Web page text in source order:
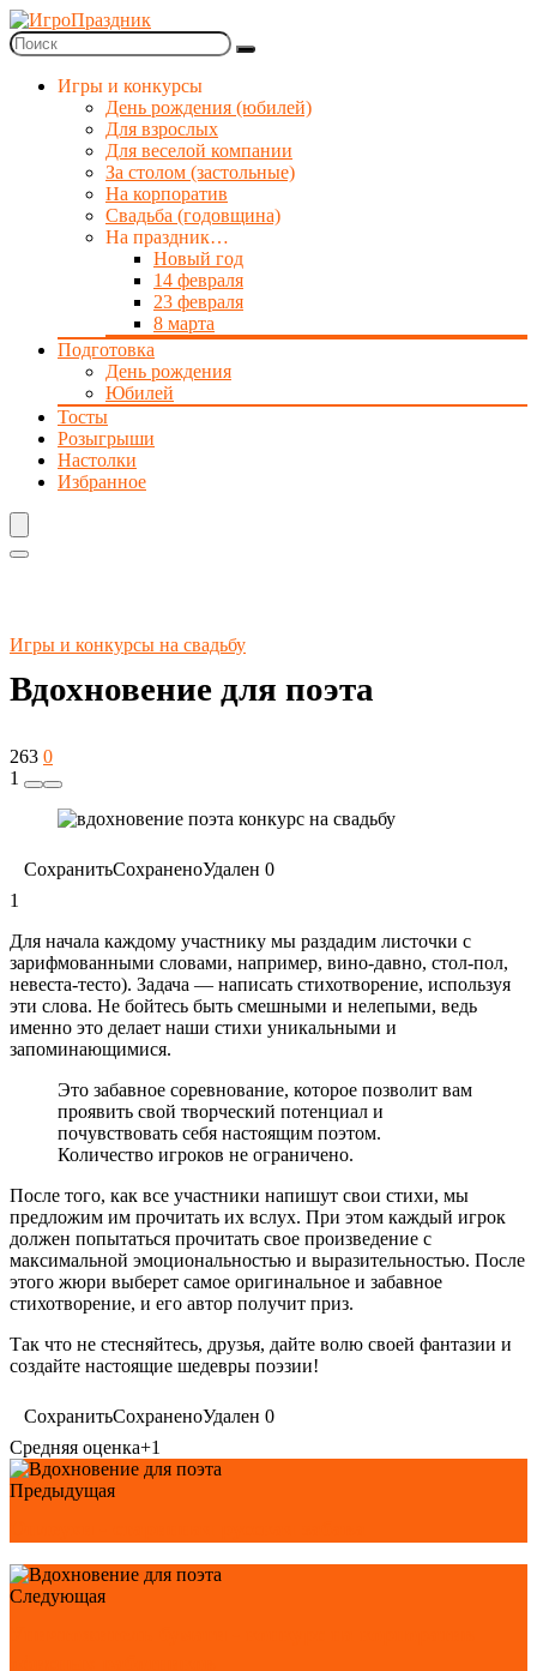
Игры и конкурсы
День рождения (юбилей)
Для взрослых
Для веселой компании
За столом (застольные)
На корпоратив
Свадьба (годовщина)
На праздник…
Новый год
14 февраля
23 февраля
8 марта
Подготовка
День рождения
Юбилей
Тосты
Розыгрыши
Настолки
Избранное
Игры и конкурсы на свадьбу
Вдохновение для поэта
263 0
1
СохранитьСохраненоУдален 0
1
Для начала каждому участнику мы раздадим листочки с
зарифмованными словами, например, вино-давно, стол-пол,
невеста-тесто). Задача — написать стихотворение, используя
эти слова. Не бойтесь быть смешными и нелепыми, ведь
именно это делает наши стихи уникальными и
запоминающимися.
Это забавное соревнование, которое позволит вам
проявить свой творческий потенциал и
почувствовать себя настоящим поэтом.
Количество игроков не ограничено.
После того, как все участники напишут свои стихи, мы
предложим им прочитать их вслух. При этом каждый игрок
должен попытаться прочитать свое произведение с
максимальной эмоциональностью и выразительностью. После
этого жюри выберет самое оригинальное и забавное
стихотворение, и его автор получит приз.
Так что не стесняйтесь, друзья, дайте волю своей фантазии и
создайте настоящие шедевры поэзии!
СохранитьСохраненоУдален 0
Средняя оценка+1
Предыдущая
Следующая